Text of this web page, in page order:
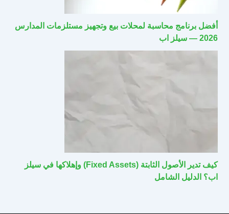
أفضل برنامج محاسبة لمحلات بيع وتجهيز مستلزمات المدارس
2026 — سيلز اب
كيف تدير الأصول الثابتة (Fixed Assets) وإهلاكها في سيلز
اب؟ الدليل الشامل